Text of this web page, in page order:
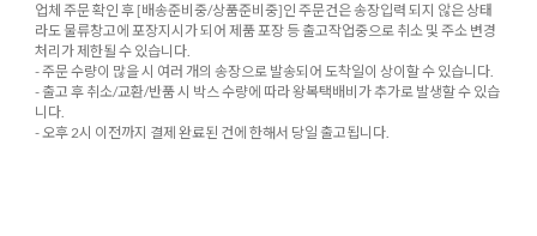
업체 주문 확인 후 [배송준비중/상품준비중]인 주문건은 송장입력 되지 않은 상태
라도 물류창고에 포장지시가 되어 제품 포장 등 출고작업중으로 취소 및 주소 변경
처리가 제한될 수 있습니다.
- 주문 수량이 많을 시 여러 개의 송장으로 발송되어 도착일이 상이할 수 있습니다.
- 출고 후 취소/교환/반품 시 박스 수량에 따라 왕복택배비가 추가로 발생할 수 있습
니다.
- 오후 2시 이전까지 결제 완료된 건에 한해서 당일 출고됩니다.